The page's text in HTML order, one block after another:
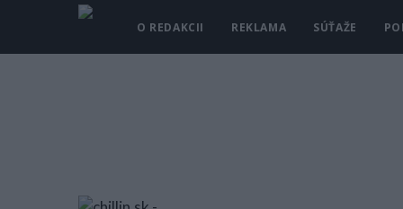
O REDAKCII REKLAMA SÚŤAŽE